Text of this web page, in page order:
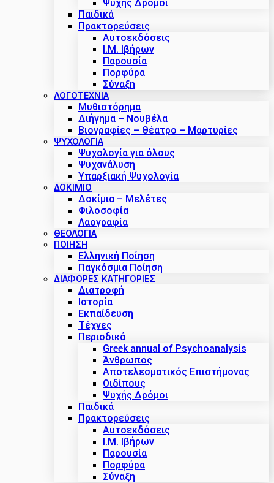
Ψυχής Δρόμοι
Παιδικά
Πρακτoρεύσεις
Αυτοεκδόσεις
Ι.Μ. Ιβήρων
Παρουσία
Πορφύρα
Σύναξη
ΛΟΓΟΤΕΧΝΙΑ
Μυθιστόρημα
Διήγημα – Νουβέλα
Βιογραφίες – Θέατρο – Μαρτυρίες
ΨΥΧΟΛΟΓΙΑ
Ψυχολογία για όλους
Ψυχανάλυση
Υπαρξιακή Ψυχολογία
ΔΟΚΊΜΙΟ
Δοκίμια – Μελέτες
Φιλοσοφία
Λαογραφία
ΘΕΟΛΟΓΙΑ
ΠΟΙΗΣΗ
Ελληνική Ποίηση
Παγκόσμια Ποίηση
ΔΙΑΦΟΡΕΣ ΚΑΤΗΓΟΡΙΕΣ
Διατροφή
Ιστορία
Εκπαίδευση
Τέχνες
Περιοδικά
Greek annual of Psychoanalysis
Άνθρωπος
Αποτελεσματικός Επιστήμονας
Οιδίπους
Ψυχής Δρόμοι
Παιδικά
Πρακτoρεύσεις
Αυτοεκδόσεις
Ι.Μ. Ιβήρων
Παρουσία
Πορφύρα
Σύναξη